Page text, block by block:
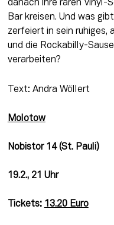
danach ihre raren Vinyl-
Bar kreisen. Und was
zerfeiert in sein ruhiges,
und die Rockabilly-
verarbeiten?
Text: Andra Wöllert
Molotow
Nobistor 14 (St. Pauli)
19.2., 21 Uhr
Tickets: 13.20 Euro